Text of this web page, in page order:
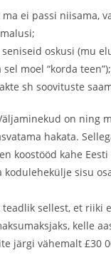
ei passi niisama,
oskusi (mu
moel “korda teen”);
sh soovituste
on ning
hakata.
koostööd kahe Eesti
kodulehekülje sisu
sellest, et riiki
kelle
järgi vähemalt £30